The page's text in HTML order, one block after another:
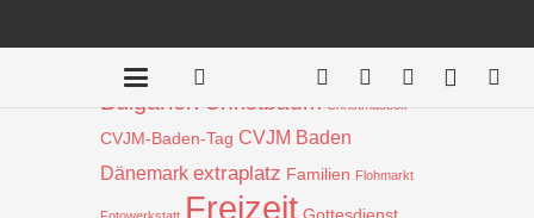
Aktion Badentreff Bauprojekt
Bulgarien Christbaum Christmasbox
CVJM-Baden-Tag CVJM Baden
Dänemark extraplatz Familien Flohmarkt
Freizeit